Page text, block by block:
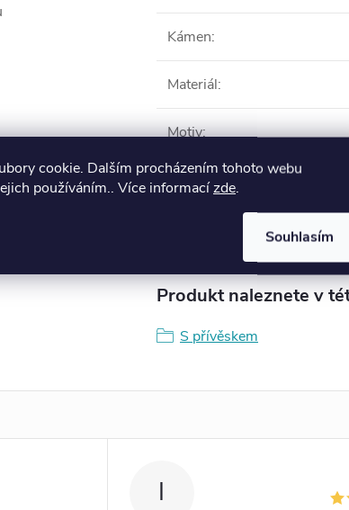
cookie. Dalším procházením tohoto webu
používáním.. Více informacízde.
Souhlasím
Kámen:
Materiál:
Motiv:
Počet kamenů :
VŠECHNY
Produkt naleznete v
S přívěskem
I